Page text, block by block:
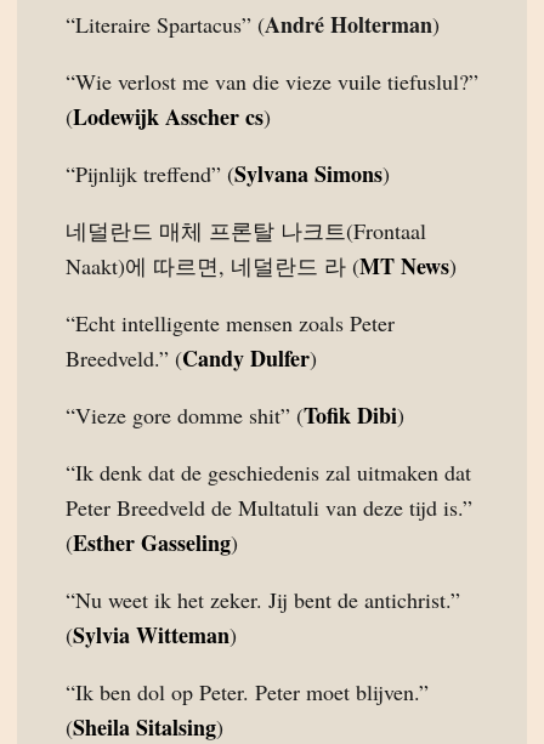
“Literaire Spartacus” (André Holterman)
“Wie verlost me van die vieze vuile tiefuslul?”
(Lodewijk Asscher cs)
“Pijnlijk treffend” (Sylvana Simons)
네덜란드 매체 프론탈 나크트(Frontaal
Naakt)에 따르면, 네덜란드 라 (MT News)
“Echt intelligente mensen zoals Peter
Breedveld.” (Candy Dulfer)
“Vieze gore domme shit” (Tofik Dibi)
“Ik denk dat de geschiedenis zal uitmaken dat
Peter Breedveld de Multatuli van deze tijd is.”
(Esther Gasseling)
“Nu weet ik het zeker. Jij bent de antichrist.”
(Sylvia Witteman)
“Ik ben dol op Peter. Peter moet blijven.”
(Sheila Sitalsing)